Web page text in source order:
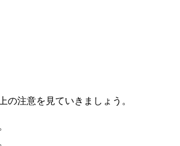
の注意を見ていきましょう。